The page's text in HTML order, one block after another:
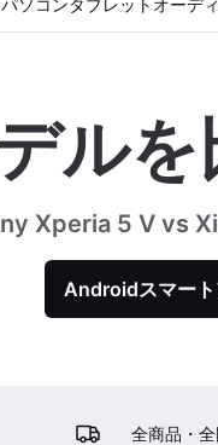
ソコンタブレット オーデ
ル
Xperia 5 V vs
Androidスマー
全商品・